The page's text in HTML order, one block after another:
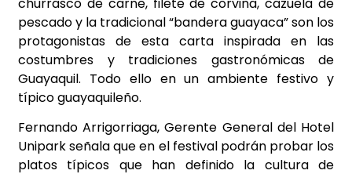
pescado y la tradicional “bandera guayaca” son los
protagonistas de esta carta inspirada en las
costumbres y tradiciones gastronómicas de
Guayaquil. Todo ello en un ambiente festivo y
típico guayaquileño.
Fernando Arrigorriaga, Gerente General del Hotel
Unipark señala que en el festival podrán probar los
platos típicos que han definido la cultura de